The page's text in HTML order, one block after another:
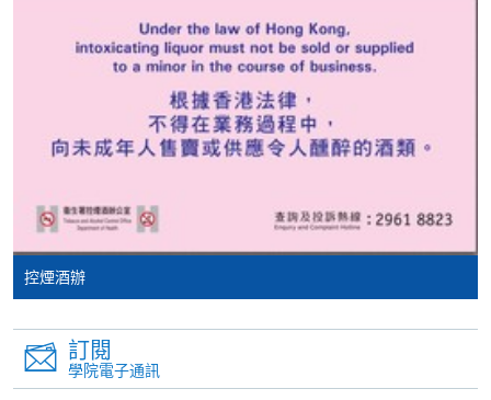
親身報名/郵遞
SF26報名表，親往
費以及所需證明文件呈交。
[下載報名表SF26
控煙酒辦
訂閱
學院電子通訊